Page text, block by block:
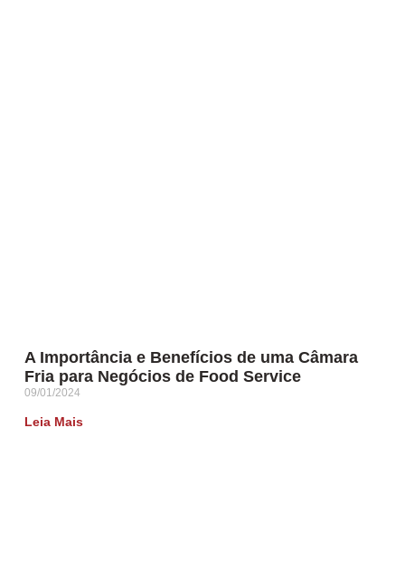
A Importância e Benefícios de uma Câmara
Fria para Negócios de Food Service
09/01/2024
Leia Mais